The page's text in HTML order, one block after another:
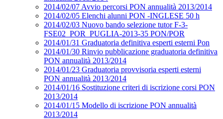
2014/02/07 Avvio percorsi PON annualità 2013/2014
2014/02/05 Elenchi alunni PON -INGLESE 50 h
2014/02/03 Nuovo bando selezione tutor F-3-
FSE02_POR_PUGLIA-2013-35 PON/POR
2014/01/31 Graduatoria definitiva esperti esterni Pon
2014/01/30 Rinvio pubblicazione graduatoria definitiva
PON annualità 2013/2014
2014/01/23 Graduatoria provvisoria esperti esterni
PON annualità 2013/2014
2014/01/16 Sostituzione criteri di iscrizione corsi PON
2013/2014
2014/01/15 Modello di iscrizione PON annualità
2013/2014